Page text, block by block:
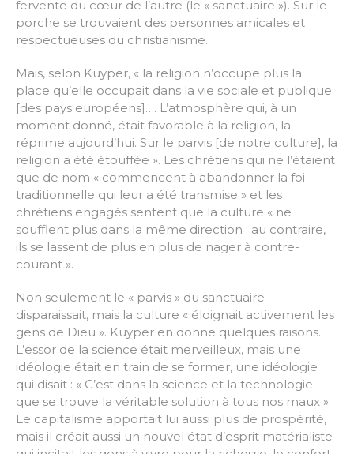
fervente du cœur de l’autre (le « sanctuaire »). Sur le
porche se trouvaient des personnes amicales et
respectueuses du christianisme.
Mais, selon Kuyper, « la religion n’occupe plus la
place qu’elle occupait dans la vie sociale et publique
[des pays européens]…. L’atmosphère qui, à un
moment donné, était favorable à la religion, la
réprime aujourd’hui. Sur le parvis [de notre culture], la
religion a été étouffée ». Les chrétiens qui ne l’étaient
que de nom « commencent à abandonner la foi
traditionnelle qui leur a été transmise » et les
chrétiens engagés sentent que la culture « ne
soufflent plus dans la même direction ; au contraire,
ils se lassent de plus en plus de nager à contre-
courant ».
Non seulement le « parvis » du sanctuaire
disparaissait, mais la culture « éloignait activement les
gens de Dieu ». Kuyper en donne quelques raisons.
L’essor de la science était merveilleux, mais une
idéologie était en train de se former, une idéologie
qui disait : « C’est dans la science et la technologie
que se trouve la véritable solution à tous nos maux ».
Le capitalisme apportait lui aussi plus de prospérité,
mais il créait aussi un nouvel état d’esprit matérialiste